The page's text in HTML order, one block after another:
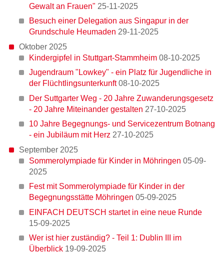
Internationaler Tag gegen Rassismus: Gemeinsam für
Vielfalt und Gleichberechtigung
Stadtteilhaus Hallschlag zeigt Haltung gegen Rassismus
Flucht hat Gründe - Wer Schutz sucht, braucht ihn auch.
Wer ist hier zuständig? - Teil 1: Dublin III im Überblick
kommen
Gewalt an Frauen" 25-11-2025
Besuch einer Delegation aus Singapur in der
Grundschule Heumaden 29-11-2025
Oktober 2025
Kindergipfel in Stuttgart-Stammheim 08-10-2025
Jugendraum "Lowkey" - ein Platz für Jugendliche in
der Flüchtlingsunterkunft 08-10-2025
Der Suttgarter Weg - 20 Jahre Zuwanderungsgesetz
- 20 Jahre Miteinander gestalten 27-10-2025
10 Jahre Begegnungs- und Servicezentrum Botnang
- ein Jubiläum mit Herz 27-10-2025
September 2025
Sommerolympiade für Kinder in Möhringen 05-09-
2025
Fest mit Sommerolympiade für Kinder in der
Begegnungsstätte Möhringen 05-09-2025
EINFACH DEUTSCH startet in eine neue Runde
15-09-2025
Wer ist hier zuständig? - Teil 1: Dublin III im
Überblick 19-09-2025